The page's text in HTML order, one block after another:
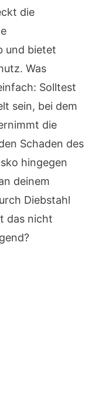
die
und bietet
Was
Solltest
sein, bei dem
die
Schaden des
hingegen
deinem
Diebstahl
das nicht